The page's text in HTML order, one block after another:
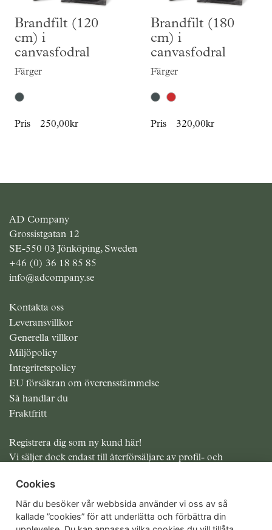
Brandfilt (120
cm) i
canvasfodral
Färger
Pris 250,00kr
Brandfilt (180
cm) i
canvasfodral
Färger
Pris 320,00kr
AD Company
Grossistgatan 12
SE-550 03 Jönköping, Sweden
+46 (0) 36 18 85 85
info@adcompany.se
Kontakta oss
Leveransvillkor
Generella villkor
Miljöpolicy
Integritetspolicy
EU försäkran om överensstämmelse
Så handlar du
Fraktfritt
Registrera dig som ny kund här!
Vi säljer dock endast till återförsäljare av profil- och
Alla priser exklusive moms
Cookies
När du besöker vår webbsida använder vi oss av så
kallade ”cookies” för att underlätta och förbättra din